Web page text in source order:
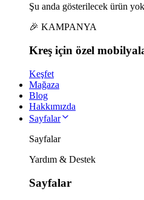
Şu anda gösterilecek ürün
🎉 KAMPANYA
Kreş için özel
Keşfet
Mağaza
Blog
Hakkımızda
Sayfalar
Sayfalar
Yardım & Destek
Sayfalar